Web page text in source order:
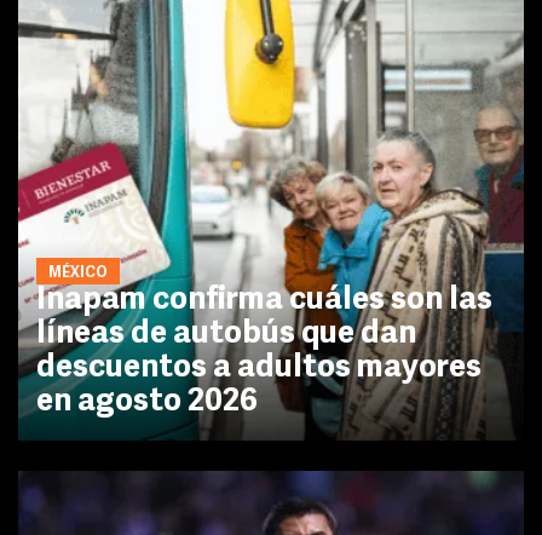
MÉXICO
Inapam confirma cuáles son las
líneas de autobús que dan
descuentos a adultos mayores
en agosto 2026